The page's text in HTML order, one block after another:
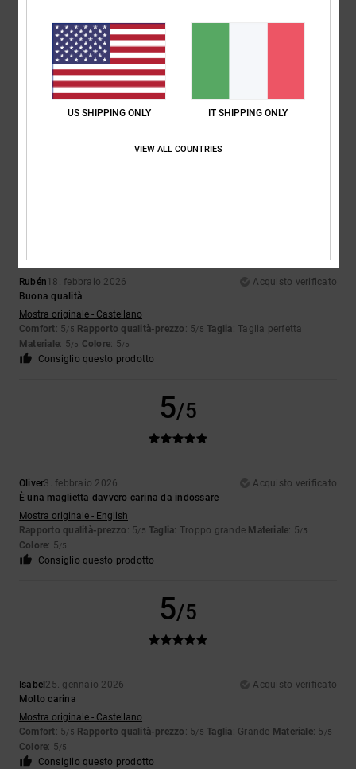
3. aprile 2026
Mia figlia adolescente è felicissima, le piace tantissimo
Mostra originale - English
Rubén18. febbraio 2026
Acquisto verificato
Buona qualità
Mostra originale - Castellano
Comfort: 5/5 Rapporto qualità-prezzo : 5/5 Taglia: Taglia perfetta
Materiale: 5/5 Colore: 5/5
Consiglio questo prodotto
5/5
Oliver3. febbraio 2026
Acquisto verificato
È una maglietta davvero carina da indossare
Mostra originale - English
Rapporto qualità-prezzo : 5/5 Taglia: Troppo grande Materiale: 5/5
Colore: 5/5
Consiglio questo prodotto
5/5
Isabel 25. gennaio 2026
Acquisto verificato
Molto carina
Mostra originale - Castellano
Comfort: 5/5 Rapporto qualità-prezzo : 5/5 Taglia: Grande Materiale: 5 /5
Colore: 5/5
Consiglio questo prodotto
US SHIPPING ONLY IT SHIPPING ONLY
VIEW ALL COUNTRIES